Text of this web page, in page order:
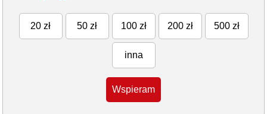
20 zł 50 zł 100 zł 200 zł 500 zł
inna
Wspieram